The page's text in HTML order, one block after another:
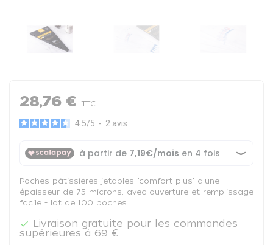
28,76 € TTC
4.5/5 - 2 avis
Poches pâtissières jetables "comfort plus" d'une
épaisseur de 75 microns, avec ouverture et remplissage
facile - lot de 100 poches

Livraison gratuite pour les commandes
supérieures à 69 €